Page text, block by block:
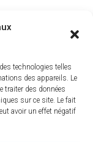
technologies telles
des appareils. Le
traiter des données
sur ce site. Le fait
avoir un effet négatif
en études de
2003, TEREO
et le Sud-Est.